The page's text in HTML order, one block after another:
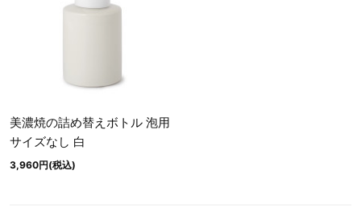
美濃焼の詰め替えボトル 泡用
サイズなし 白
3,960円(税込)